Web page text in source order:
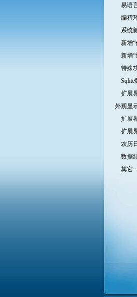
易语
编程
系统
新增“
新增“
特殊
Sqlite
扩展
外观显
扩展
扩展
农历
数据
其它